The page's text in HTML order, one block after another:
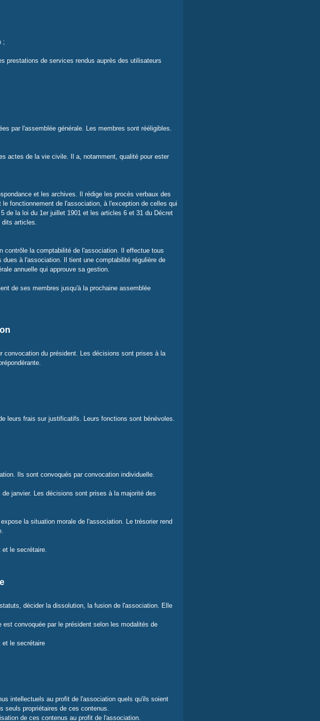
;
prestations de services rendus auprès des utilisateurs
par l'assemblée générale. Les membres sont rééligibles.
actes de la vie civile. Il a, notamment, qualité pour ester
et les archives. Il rédige les procès verbaux des
fonctionnement de l'association, à l'exception de celles qui
de la loi du 1er juillet 1901 et les articles 6 et 31 du Décret
dits articles.
contrôle la comptabilité de l'association. Il effectue tous
à l'association. Il tient une comptabilité régulière de
annuelle qui approuve sa gestion.
de ses membres jusqu'à la prochaine assemblée
convocation du président. Les décisions sont prises à la
leurs frais sur justificatifs. Leurs fonctions sont bénévoles.
Ils sont convoqués par convocation individuelle.
janvier. Les décisions sont prises à la majorité des
la situation morale de l'association. Le trésorier rend
le secrétaire.
décider la dissolution, la fusion de l'association. Elle
convoquée par le président selon les modalités de
et le secrétaire
intellectuels au profit de l'association quels qu'ils soient
propriétaires de ces contenus.
de ces contenus au profit de l'association.